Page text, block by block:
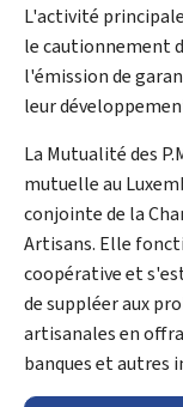
L'activité
le cautionnement
l'émission de
leur
La Mutualité des
mutuelle au
conjointe de la
Artisans. Elle
coopérative et
de suppléer aux
artisanales en
banques et autres